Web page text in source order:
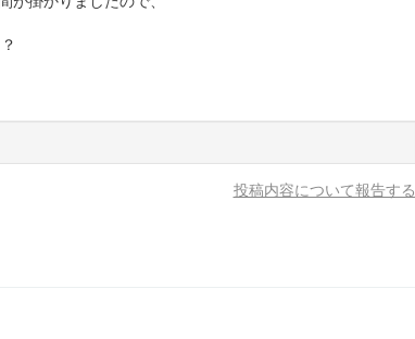
投稿内容について報告する